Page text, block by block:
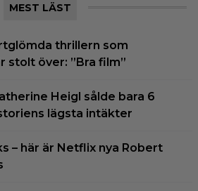
MEST LÄST
thrillern som
stolt över: ”Bra film”
Heigl sålde bara 6
lägsta intäkter
– här är Netflix nya Robert